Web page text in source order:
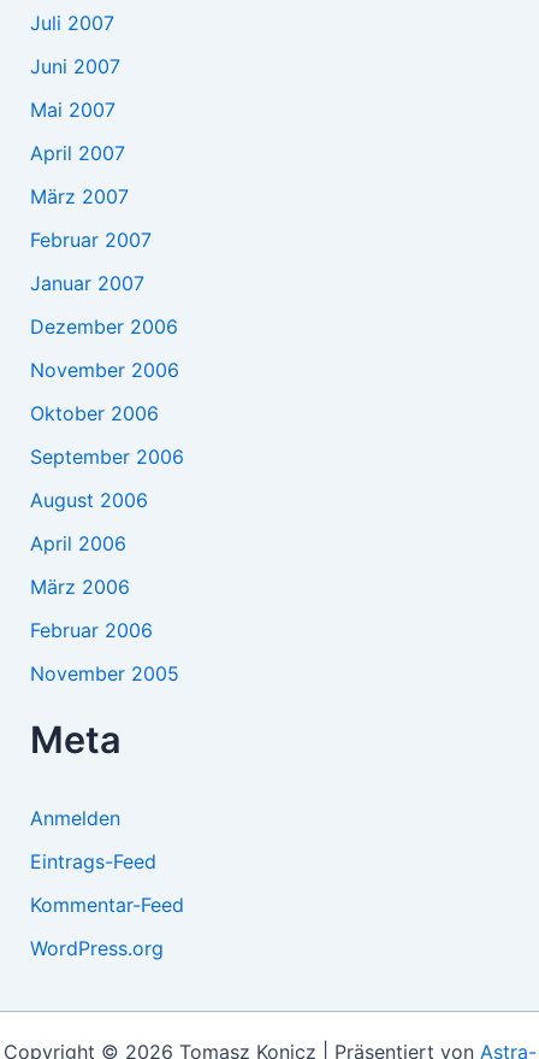
Juli 2007
Juni 2007
Mai 2007
April 2007
März 2007
Februar 2007
Januar 2007
Dezember 2006
November 2006
Oktober 2006
September 2006
August 2006
April 2006
März 2006
Februar 2006
November 2005
Meta
Anmelden
Eintrags-Feed
Kommentar-Feed
WordPress.org
Copyright © 2026 Tomasz Konicz | Präsentiert von Astra-